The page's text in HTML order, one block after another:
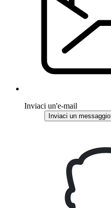
Inviaci un'e-mail
Inviaci un messaggio